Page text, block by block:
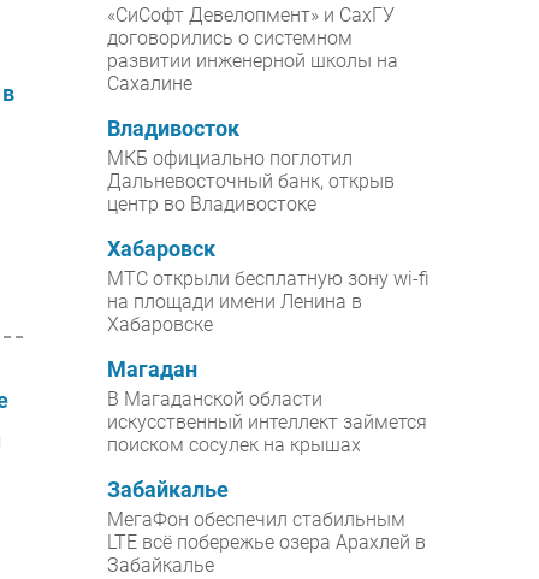
Аналитика
Интервью
Проекты
IT класс
Каталог компаний
«СиСофт Девелопмент» и СахГУ
договорились о системном
развитии инженерной школы на
Сахалине
Владивосток
МКБ официально поглотил
Дальневосточный банк, открыв
центр во Владивостоке
Хабаровск
МТС открыли бесплатную зону wi-fi
на площади имени Ленина в
Хабаровске
Магадан
В Магаданской области
искусственный интеллект займется
поиском сосулек на крышах
Забайкалье
МегаФон обеспечил стабильным
LTE всё побережье озера Арахлей в
Забайкалье